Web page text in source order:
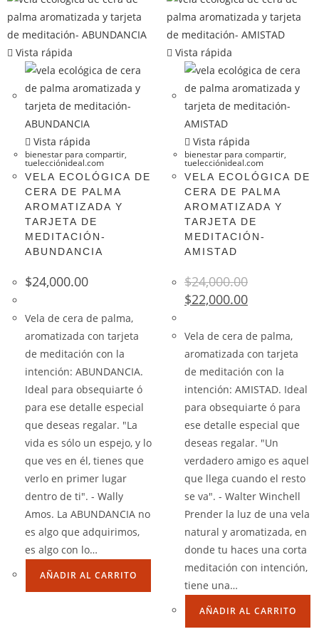
Vista rápida
Vista rápida
bienestar para compartir,
tuelecciónideal.com
VELA ECOLÓGICA DE
CERA DE PALMA
AROMATIZADA Y
TARJETA DE
MEDITACIÓN-
ABUNDANCIA
$24,000.00
Vela de cera de palma,
aromatizada con tarjeta
de meditación con la
intención: ABUNDANCIA.
Ideal para obsequiarte ó
para ese detalle especial
que deseas regalar. "La
vida es sólo un espejo, y lo
que ves en él, tienes que
verlo en primer lugar
dentro de ti". - Wally
Amos. La ABUNDANCIA no
es algo que adquirimos,
es algo con lo…
AÑADIR AL CARRITO
Vista rápida
Vista rápida
bienestar para compartir,
tuelecciónideal.com
VELA ECOLÓGICA DE
CERA DE PALMA
AROMATIZADA Y
TARJETA DE
MEDITACIÓN-
AMISTAD
$24,000.00
$22,000.00
Vela de cera de palma,
aromatizada con tarjeta
de meditación con la
intención: AMISTAD. Ideal
para obsequiarte ó para
ese detalle especial que
deseas regalar. "Un
verdadero amigo es aquel
que llega cuando el resto
se va". - Walter Winchell
Prender la luz de una vela
natural y aromatizada, en
donde tu haces una corta
meditación con intención,
tiene una…
AÑADIR AL CARRITO